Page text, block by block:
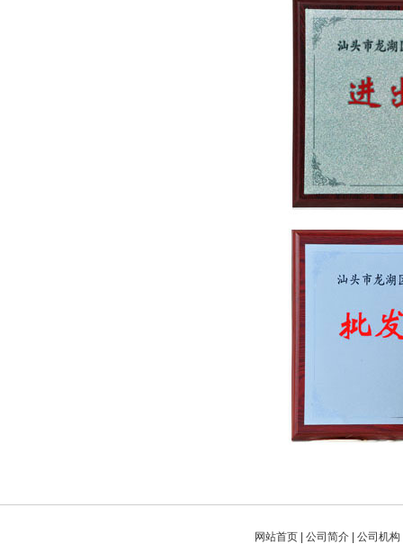
网站首页 公司简介 公司机构